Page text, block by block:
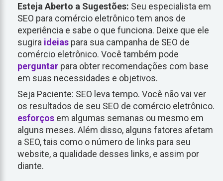
Esteja Aberto a Sugestões: Seu especialista em
SEO para comércio eletrônico tem anos de
experiência e sabe o que funciona. Deixe que ele
sugira ideias para sua campanha de SEO de
comércio eletrônico. Você também pode
perguntar para obter recomendações com base
em suas necessidades e objetivos.
Seja Paciente: SEO leva tempo. Você não vai ver
os resultados de seu SEO de comércio eletrônico.
esforços em algumas semanas ou mesmo em
alguns meses. Além disso, alguns fatores afetam
a SEO, tais como o número de links para seu
website, a qualidade desses links, e assim por
diante.